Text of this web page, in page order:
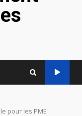
pour les PME